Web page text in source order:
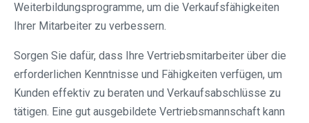
Weiterbildungsprogramme, um die Verkaufsfähigkeiten
Ihrer Mitarbeiter zu verbessern.
Sorgen Sie dafür, dass Ihre Vertriebsmitarbeiter über die
erforderlichen Kenntnisse und Fähigkeiten verfügen, um
Kunden effektiv zu beraten und Verkaufsabschlüsse zu
tätigen. Eine gut ausgebildete Vertriebsmannschaft kann